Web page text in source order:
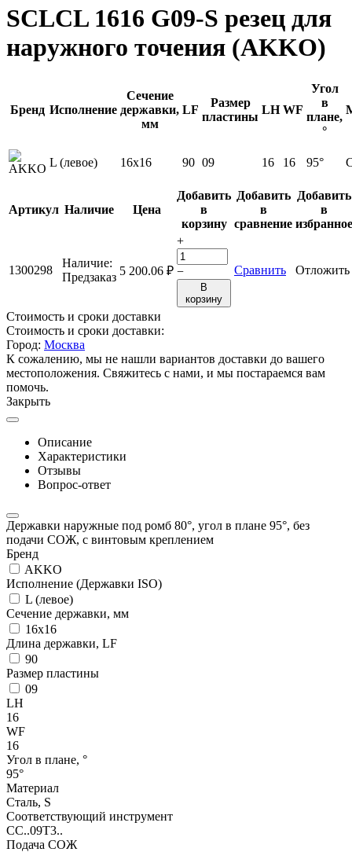
SCLCL 1616 G09-S резец для
наружного точения (AKKO)
Бренд Исполнение
Сечение
державки,
мм
LF
Размер
пластины
LH WF
Угол
в
плане,
°
L (левое) 16x16 90 09 16 16 95°
Артикул Наличие Цена
Добавить
в
корзину
Добавить
в
сравнение
Добавить
в
избранное
1300298
Наличие:
Предзаказ 5 200.06 ₽
+
−
В
корзину
Сравнить Отложить
Стоимость и сроки доставки
Стоимость и сроки доставки:
Город: Москва
К сожалению, мы не нашли вариантов доставки до вашего
местоположения. Свяжитесь с нами, и мы постараемся вам
помочь.
Закрыть
Описание
Характеристики
Отзывы
Вопрос-ответ
Державки наружные под ромб 80°, угол в плане 95°, без
подачи СОЖ, с винтовым креплением
Бренд
AKKO
Исполнение (Державки ISO)
L (левое)
Сечение державки, мм
16x16
Длина державки, LF
90
Размер пластины
09
LH
16
WF
16
Угол в плане, °
95°
Материал
Сталь, S
Соответствующий инструмент
CC..09T3..
Подача СОЖ